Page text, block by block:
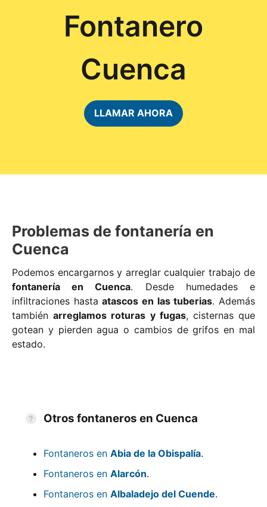
Fontanero
Cuenca
LLAMAR AHORA
Problemas de fontanería en
Cuenca
Podemos encargarnos y arreglar cualquier trabajo de
fontanería en Cuenca. Desde humedades e
infiltraciones hastaatascos en las tuberias. Además
tambiénarreglamos roturas y fugas, cisternas que
gotean y pierden agua o cambios de grifos en mal
estado.
Otros fontaneros en Cuenca
Fontaneros en Abia de la Obispalía.
Fontaneros en Alarcón.
Fontaneros en Albaladejo del Cuende.